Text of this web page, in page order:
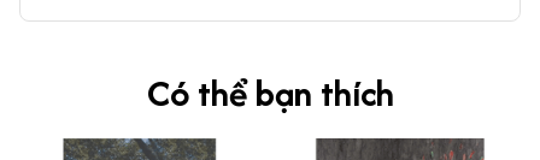
Có thể bạn thích